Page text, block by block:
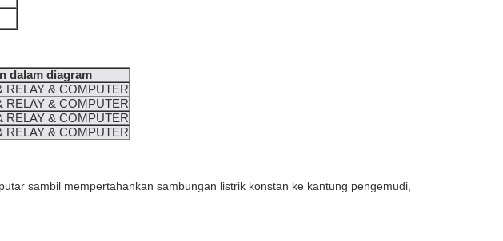
dalam diagram
RELAY & COMPUTER
RELAY & COMPUTER
RELAY & COMPUTER
RELAY & COMPUTER
sambil mempertahankan sambungan listrik konstan ke kantung pengemudi,